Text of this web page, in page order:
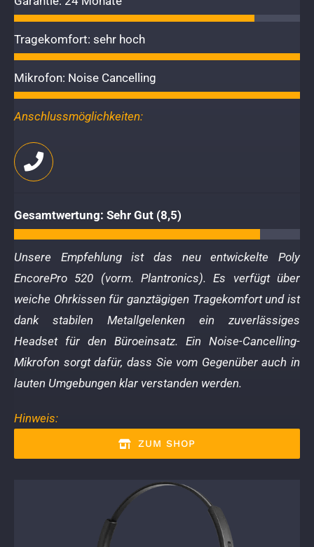
Tragekomfort: sehr hoch
Mikrofon: Noise Cancelling
Anschlussmöglichkeiten:
Gesamtwertung: Sehr Gut (8,5)
Unsere Empfehlung ist das neu entwickelte Poly
EncorePro 520 (vorm. Plantronics). Es verfügt über
weiche Ohrkissen für ganztägigen Tragekomfort und ist
dank stabilen Metallgelenken ein zuverlässiges
Headset für den Büroeinsatz. Ein Noise-Cancelling-
Mikrofon sorgt dafür, dass Sie vom Gegenüber auch in
lauten Umgebungen klar verstanden werden.
Hinweis:
ZUM SHOP